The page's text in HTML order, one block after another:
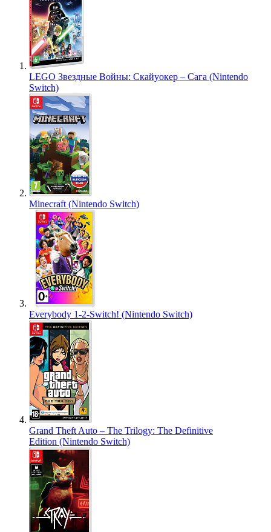
LEGO Звездные Войны: Скайуокер – Сага (Nintendo
Switch)
Minecraft (Nintendo Switch)
Everybody 1-2-Switch! (Nintendo Switch)
Grand Theft Auto – The Trilogy: The Definitive
Edition (Nintendo Switch)